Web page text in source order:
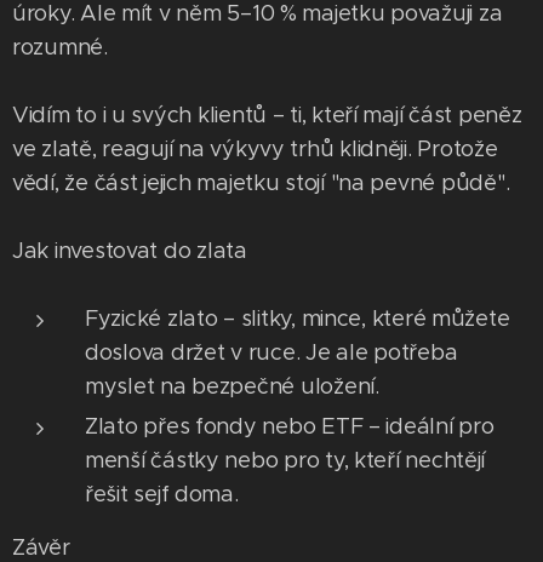
úroky. Ale mít v něm 5–10 % majetku považuji za
rozumné.
Vidím to i u svých klientů – ti, kteří mají část peněz
ve zlatě, reagují na výkyvy trhů klidněji. Protože
vědí, že část jejich majetku stojí "na pevné půdě".
Jak investovat do zlata
Fyzické zlato – slitky, mince, které můžete
doslova držet v ruce. Je ale potřeba
myslet na bezpečné uložení.
Zlato přes fondy nebo ETF – ideální pro
menší částky nebo pro ty, kteří nechtějí
řešit sejf doma.
Závěr